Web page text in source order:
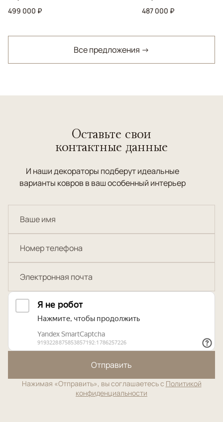
499 000 ₽
487 000 ₽
Все предложения →
Оставьте свои
контактные данные
И наши декораторы подберут идеальные
варианты ковров в ваш особенный интерьер
Отправить
Нажимая «Отправить», вы соглашаетесь с Политикой
конфиденциальности